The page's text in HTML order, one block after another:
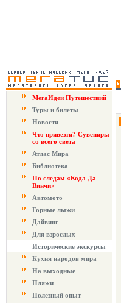
МегаИдеи Путешествий
Туры и билеты
Новости
Что привезти? Сувениры
со всего света
Атлас Мира
Библиотека
По следам «Кода Да
Винчи»
Автомото
Горные лыжи
Дайвинг
Для взрослых
Исторические экскурсы
Кухня народов мира
На выходные
Пляжи
Полезный опыт